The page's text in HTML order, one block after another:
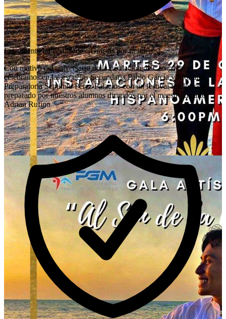
Este evento ha finalizado. ¡Gracias por tu interés!
Con motivo del aniversario de la fundación de Campeche,
celebramos en las escuelas Secundaria Pablo García y Montilla,
Preparatoria Septimio Pérez Palacios con un festival folclórico
preparado por nuestros alumnos dirigidos por el maestro de artes
Adrian Rufino